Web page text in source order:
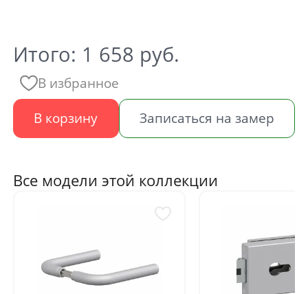
Итого: 1 658 руб.
В избранное
В корзину
Записаться на замер
Все модели этой коллекции